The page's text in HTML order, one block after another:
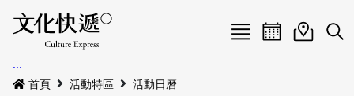
Menu
最新公告
活動日曆活動地圖
展
:::
首頁
活動特區 活動日曆